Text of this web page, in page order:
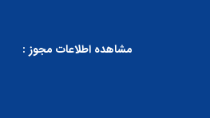
مشاهده اطلاعات مجوز :